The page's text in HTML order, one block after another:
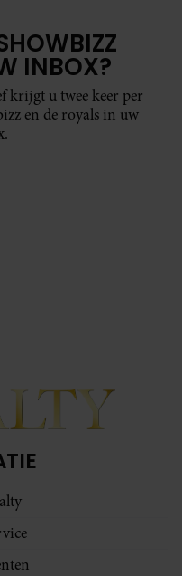
INBOX?
krijgt u twee keer per
en de royals in uw